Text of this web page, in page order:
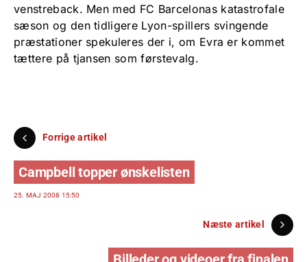
venstreback. Men med FC Barcelonas katastrofale
sæson og den tidligere Lyon-spillers svingende
præstationer spekuleres der i, om Evra er kommet
tættere på tjansen som førstevalg.
Forrige artikel
Campbell topper ønskelisten
25. MAJ 2008 15:50
Næste artikel